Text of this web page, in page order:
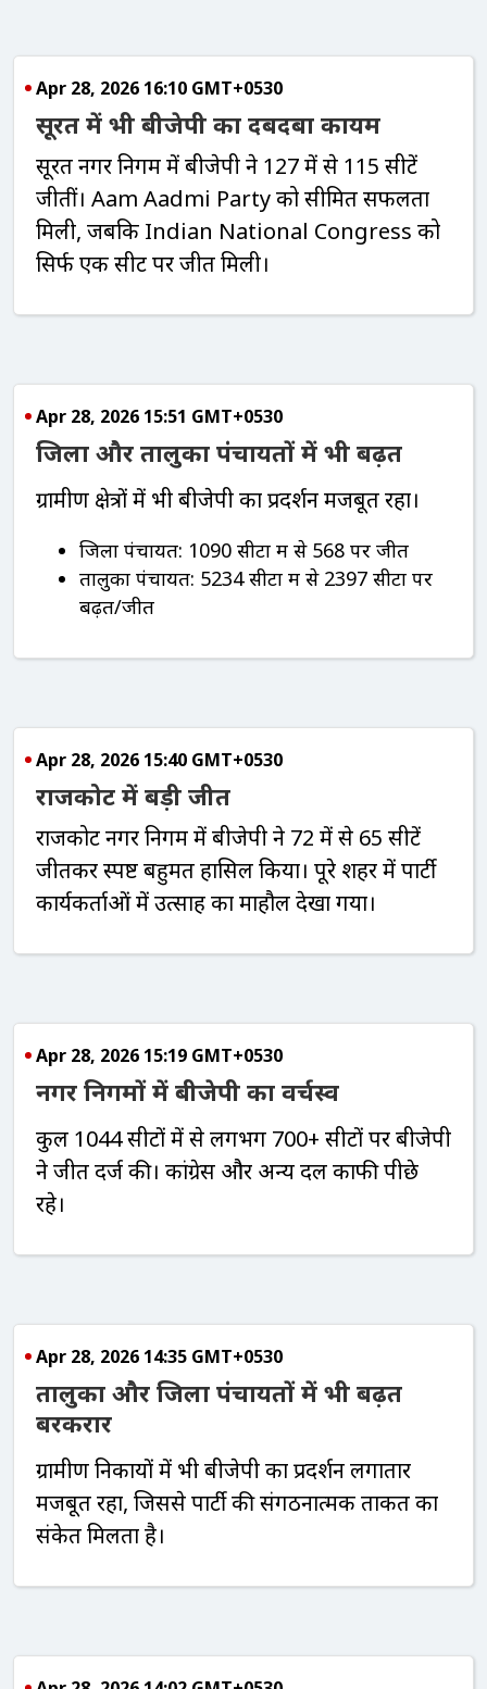
Apr 28, 2026 16:10 GMT+0530
सूरत में भी बीजेपी का दबदबा कायम
सूरत नगर निगम में बीजेपी ने 127 में से 115 सीटें
जीतीं। Aam Aadmi Partyको सीमित सफलता
मिली, जबकि Indian National Congress को
सिर्फ एक सीट पर जीत मिली।
Apr 28, 2026 15:51 GMT+0530
जिला और तालुका पंचायतों में भी बढ़त
ग्रामीण क्षेत्रों में भी बीजेपी का प्रदर्शन मजबूत रहा।
जिला पंचायत: 1090 सीटों में से 568 पर जीत
तालुका पंचायत: 5234 सीटों में से 2397 सीटों पर
बढ़त/जीत
Apr 28, 2026 15:40 GMT+0530
राजकोट में बड़ी जीत
राजकोट नगर निगम में बीजेपी ने 72 में से 65 सीटें
जीतकर स्पष्ट बहुमत हासिल किया। पूरे शहर में पार्टी
कार्यकर्ताओं में उत्साह का माहौल देखा गया।
Apr 28, 2026 15:19 GMT+0530
नगर निगमों में बीजेपी का वर्चस्व
कुल 1044 सीटों में से लगभग 700+ सीटों पर बीजेपी
ने जीत दर्ज की। कांग्रेस और अन्य दल काफी पीछे
रहे।
Apr 28, 2026 14:35 GMT+0530
तालुका और जिला पंचायतों में भी बढ़त
बरकरार
ग्रामीण निकायों में भी बीजेपी का प्रदर्शन लगातार
मजबूत रहा, जिससे पार्टी की संगठनात्मक ताकत का
संकेत मिलता है।